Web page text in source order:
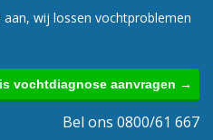
wij lossen vochtproblemen
vochtdiagnose aanvragen →
Bel ons 0800/61 667